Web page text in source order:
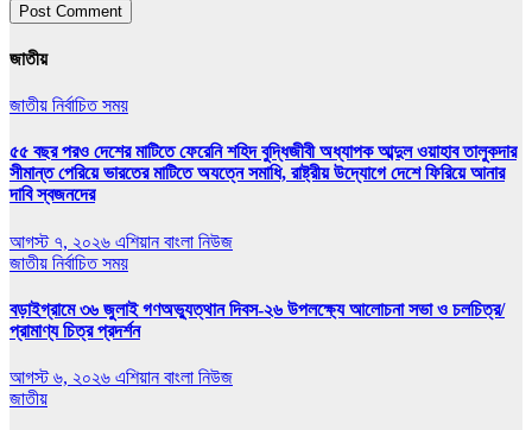
জাতীয়
জাতীয় নির্বাচিত সময়
৫৫ বছর পরও দেশের মাটিতে ফেরেনি শহিদ বুদ্ধিজীবী অধ্যাপক আব্দুল ওয়াহাব তালুকদার
সীমান্ত পেরিয়ে ভারতের মাটিতে অযত্নে সমাধি, রাষ্ট্রীয় উদ্যোগে দেশে ফিরিয়ে আনার
দাবি স্বজনদের
আগস্ট ৭, ২০২৬ এশিয়ান বাংলা নিউজ
জাতীয় নির্বাচিত সময়
বড়াইগ্রামে ৩৬ জুলাই গণঅভ্যুত্থান দিবস-২৬ উপলক্ষ্যে আলোচনা সভা ও চলচিত্র/
প্রামাণ্য চিত্র প্রদর্শন
আগস্ট ৬, ২০২৬ এশিয়ান বাংলা নিউজ
জাতীয়